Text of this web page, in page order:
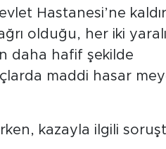
Hastanesi’ne
olduğu, her iki
daha hafif şekilde
maddi hasar
kazayla ilgili